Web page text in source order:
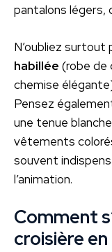
pantalons légers,
N’oubliez surtout
habillée (robe de
chemise
Pensez
une tenue
vêtements
souvent
l’animation.
Comment
croisière